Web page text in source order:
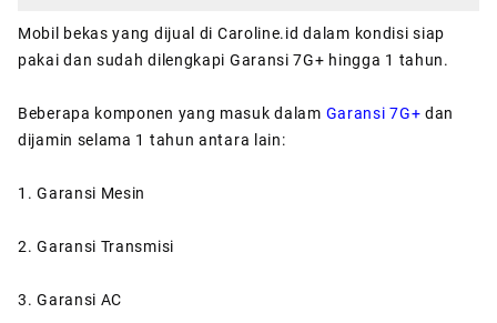
Mobil bekas yang dijual di Caroline.id dalam kondisi siap
pakai dan sudah dilengkapi Garansi 7G+ hingga 1 tahun.
Beberapa komponen yang masuk dalam Garansi 7G+ dan
dijamin selama 1 tahun antara lain:
1. Garansi Mesin
2. Garansi Transmisi
3. Garansi AC